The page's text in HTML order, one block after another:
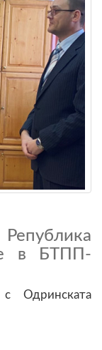
в БТПП-
Одринската